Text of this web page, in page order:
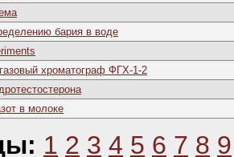
бария в воде
хроматограф ФГХ-1-2
в молоке
1 2 3 4 5 6 7 8 9